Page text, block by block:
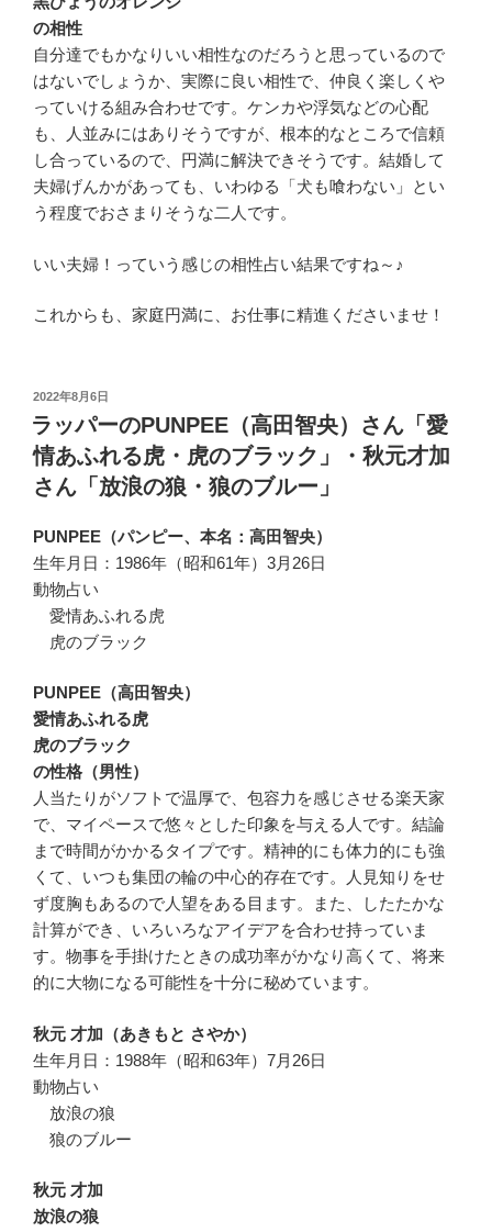
の相性
自分達でもかなりいい相性なのだろうと思っているので
はないでしょうか、実際に良い相性で、仲良く楽しくや
っていける組み合わせです。ケンカや浮気などの心配
も、人並みにはありそうですが、根本的なところで信頼
し合っているので、円満に解決できそうです。結婚して
夫婦げんかがあっても、いわゆる「犬も喰わない」とい
う程度でおさまりそうな二人です。
いい夫婦！っていう感じの相性占い結果ですね～♪
これからも、家庭円満に、お仕事に精進くださいませ！
投
稿
日:
2022年8月6日
ラッパーのPUNPEE（高田智央）さん「愛
情あふれる虎・虎のブラック」・秋元才加
さん「放浪の狼・狼のブルー」
PUNPEE（パンピー、本名：高田智央）
生年月日：1986年（昭和61年）3月26日
動物占い
愛情あふれる虎
虎のブラック
PUNPEE（高田智央）
愛情あふれる虎
虎のブラック
の性格（男性）
人当たりがソフトで温厚で、包容力を感じさせる楽天家
で、マイペースで悠々とした印象を与える人です。結論
まで時間がかかるタイプです。精神的にも体力的にも強
くて、いつも集団の輪の中心的存在です。人見知りをせ
ず度胸もあるので人望をある目ます。また、したたかな
計算ができ、いろいろなアイデアを合わせ持っていま
す。物事を手掛けたときの成功率がかなり高くて、将来
的に大物になる可能性を十分に秘めています。
秋元 才加（あきもと さやか）
生年月日：1988年（昭和63年）7月26日
動物占い
放浪の狼
狼のブルー
秋元 才加
放浪の狼